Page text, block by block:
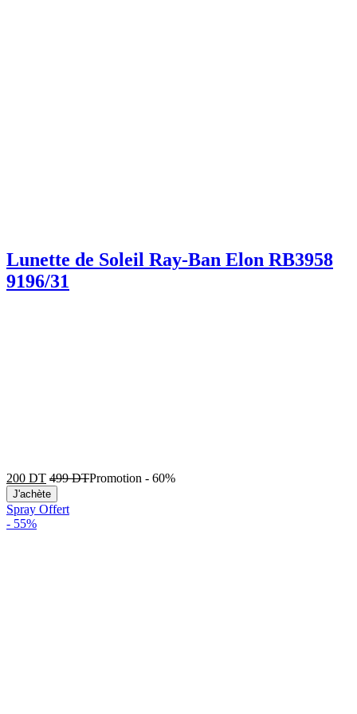
Lunette de Soleil Ray-Ban Elon RB3958
9196/31
200 DT 499DTPromotion - 60%
J'achète
Spray Offert
- 55%